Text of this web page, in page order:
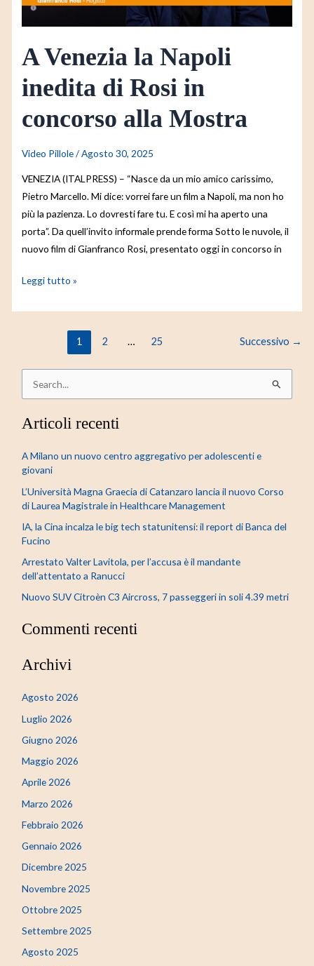
A Venezia la Napoli
inedita di Rosi in
concorso alla Mostra
Video Pillole/Agosto 30, 2025
VENEZIA (ITALPRESS) – “Nasce da un mio amico carissimo,
Pietro Marcello. Mi dice: vorrei fare un film a Napoli, ma non ho
più la pazienza. Lo dovresti fare tu. E così mi ha aperto una
porta”. Da quell’invito informale prende forma Sotto le nuvole, il
nuovo film di Gianfranco Rosi, presentato oggi in concorso in
in
Mostra
Leggi tutto »
1 2 … 25 Successivo →
r
a
Articoli recenti
A Milano un nuovo centro aggregativo per adolescenti e
giovani
L’Università Magna Graecia di Catanzaro lancia il nuovo Corso
di Laurea Magistrale in Healthcare Management
IA, la Cina incalza le big tech statunitensi: il report di Banca del
Fucino
Arrestato Valter Lavitola, per l’accusa è il mandante
dell’attentato a Ranucci
Nuovo SUV Citroèn C3 Aircross, 7 passeggeri in soli 4.39 metri
Commenti recenti
Archivi
Agosto 2026
Luglio 2026
Giugno 2026
Maggio 2026
Aprile 2026
Marzo 2026
Febbraio 2026
Gennaio 2026
Dicembre 2025
Novembre 2025
Ottobre 2025
Settembre 2025
Agosto 2025